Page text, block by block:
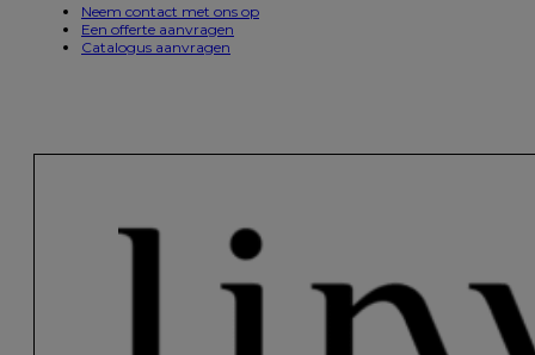
Neem contact met ons op
Een offerte aanvragen
Catalogus aanvragen